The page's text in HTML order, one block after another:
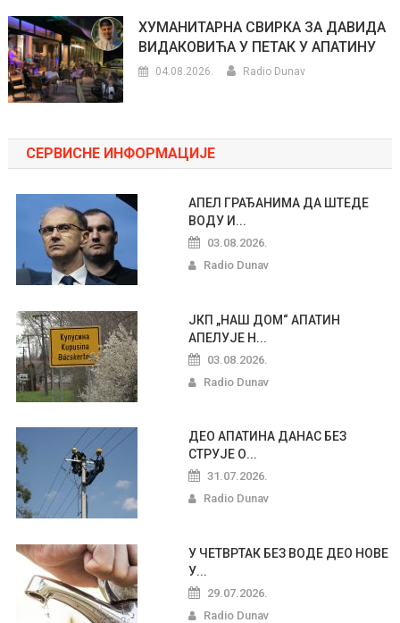
ХУМАНИТАРНА СВИРКА ЗА ДАВИДА
ВИДАКОВИЋА У ПЕТАК У АПАТИНУ
04.08.2026. Radio Dunav
СЕРВИСНЕ ИНФОРМАЦИЈЕ
АПЕЛ ГРАЂАНИМА ДА ШТЕДЕ
ВОДУ И...
03.08.2026.
Radio Dunav
ЈКП „НАШ ДОМ“ АПАТИН
АПЕЛУЈЕ Н...
03.08.2026.
Radio Dunav
ДЕО АПАТИНА ДАНАС БЕЗ
СТРУЈЕ О...
31.07.2026.
Radio Dunav
У ЧЕТВРТАК БЕЗ ВОДЕ ДЕО НОВЕ
У...
29.07.2026.
Radio Dunav